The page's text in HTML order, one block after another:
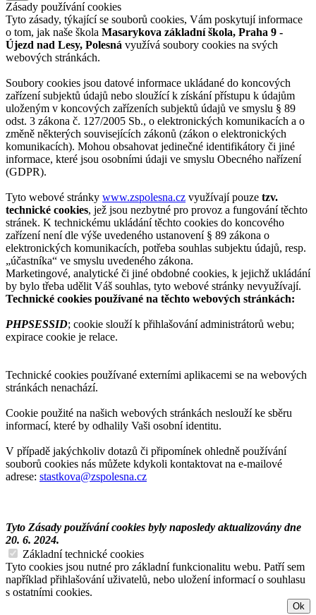
Zásady používání cookies
Tyto zásady, týkající se souborů cookies, Vám poskytují informace
o tom, jak naše škola Masarykova základní škola, Praha 9 -
Újezd nad Lesy, Polesná využívá soubory cookies na svých
webových stránkách.
Soubory cookies jsou datové informace ukládané do koncových
zařízení subjektů údajů nebo sloužící k získání přístupu k údajům
uloženým v koncových zařízeních subjektů údajů ve smyslu § 89
odst. 3 zákona č. 127/2005 Sb., o elektronických komunikacích a o
změně některých souvisejících zákonů (zákon o elektronických
komunikacích). Mohou obsahovat jedinečné identifikátory či jiné
informace, které jsou osobními údaji ve smyslu Obecného nařízení
(GDPR).
Tyto webové stránky www.zspolesna.cz využívají pouze tzv.
technické cookies, jež jsou nezbytné pro provoz a fungování těchto
stránek. K technickému ukládání těchto cookies do koncového
zařízení není dle výše uvedeného ustanovení § 89 zákona o
elektronických komunikacích, potřeba souhlas subjektu údajů, resp.
„účastníka“ ve smyslu uvedeného zákona.
Marketingové, analytické či jiné obdobné cookies, k jejichž ukládání
by bylo třeba udělit Váš souhlas, tyto webové stránky nevyužívají.
Technické cookies používané na těchto webových stránkách:
PHPSESSID; cookie slouží k přihlašování administrátorů webu;
expirace cookie je relace.
Technické cookies používané externími aplikacemi se na webových
stránkách nenachází.
Cookie použité na našich webových stránkách neslouží ke sběru
informací, které by odhalily Vaši osobní identitu.
V případě jakýchkoliv dotazů či připomínek ohledně používání
souborů cookies nás můžete kdykoli kontaktovat na e-mailové
adrese: stastkova@zspolesna.cz
Tyto Zásady používání cookies byly naposledy aktualizovány dne
20. 6. 2024.
Základní technické cookies
Tyto cookies jsou nutné pro základní funkcionalitu webu. Patří sem
například přihlašování uživatelů, nebo uložení informací o souhlasu
s ostatními cookies.
Ok